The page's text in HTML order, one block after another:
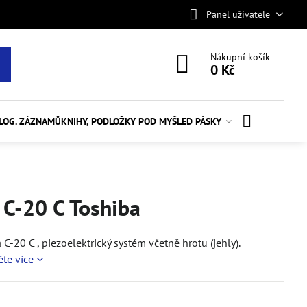
Panel uživatele
Nákupní košík
0 Kč
ZÁZNAMŮKNIHY, PODLOŽKY POD MYŠLED PÁSKY
20 C Toshiba
20 C , piezoelektrický systém včetně hrotu (jehly).
více